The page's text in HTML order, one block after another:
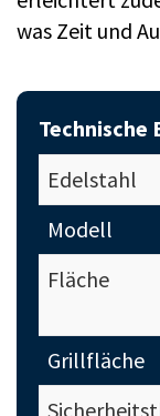
was Zeit und
Technische
Edelstahl
Modell
Fläche
Grillfläche